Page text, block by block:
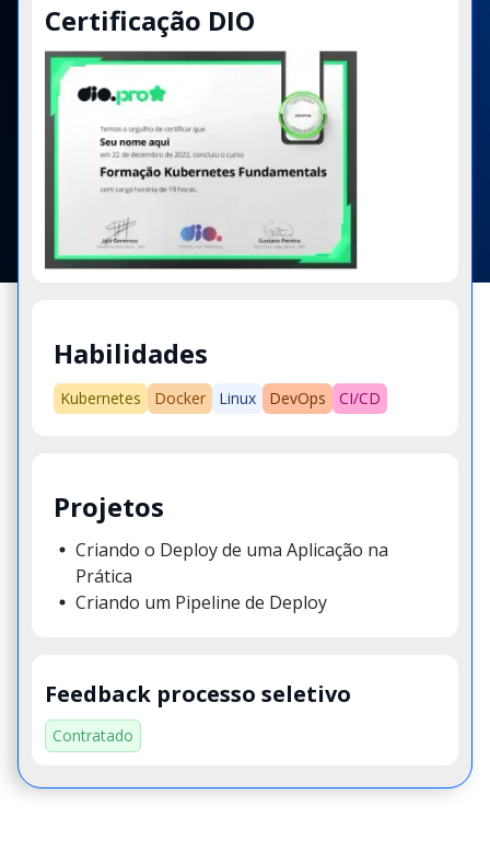
Certificação DIO
Habilidades
Kubernetes Docker Linux DevOps CI/CD
Projetos
Criando o Deploy de uma Aplicação na
Prática
Criando um Pipeline de Deploy
Feedback processo seletivo
Contratado